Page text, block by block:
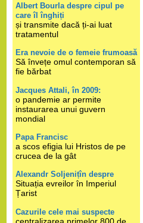
Albert Bourla despre cipul pe
care îl înghiți
și transmite dacă ți-ai luat
tratamentul
Era nevoie de o femeie frumoasă
Să învețe omul contemporan să
fie bărbat
Jacques Attali, în 2009:
o pandemie ar permite
instaurarea unui guvern
mondial
Papa Francisc
a scos efigia lui Hristos de pe
crucea de la gât
Alexandr Soljenițîn despre
Situația evreilor în Imperiul
Țarist
Cazurile cele mai suspecte
centralizarea primelor 800 de